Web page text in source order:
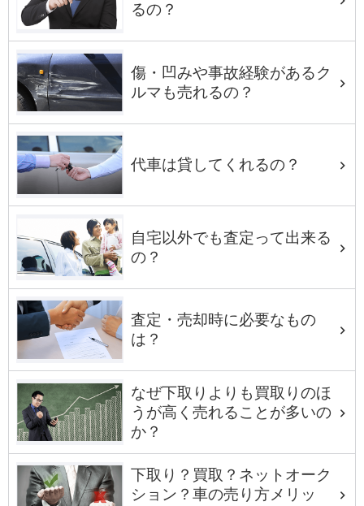
るの？
傷・凹みや事故経験があるク
ルマも売れるの？
代車は貸してくれるの？
自宅以外でも査定って出来る
の？
査定・売却時に必要なもの
は？
なぜ下取りよりも買取りのほ
うが高く売れることが多いの
か？
下取り？買取？ネットオーク
ション？車の売り方メリッ